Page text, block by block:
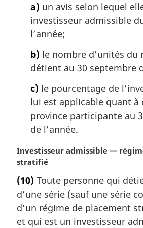
a) un avis selon lequel
investisseur admissible
l’année;
b) le nombre d’unités du
détient au 30 septembre
c) le pourcentage de
lui est applicable quant à
province participante au
de l’année.
N
o
e
m
a
r
Investisseur admissible —
stratifié
(10) Toute personne qui
d’une série (sauf une série
d’un régime de placement
et qui est un investisseur